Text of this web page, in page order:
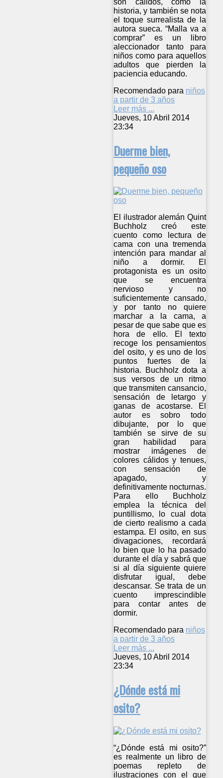
historia, y también se nota
el toque surrealista de la
autora sueca. “Malla va a
comprar” es un libro
aleccionador tanto para
niños como para aquellos
adultos que pierden la
paciencia educando.
Recomendado para niños
a partir de 3 años
Leer más ...
Jueves, 10 Abril 2014
23:34
Duerme bien,
pequeño oso
El ilustrador alemán Quint
Buchholz creó este
cuento como lectura de
cama con una tremenda
intención para mandar al
niño a dormir. El
protagonista es un osito
que se encuentra
nervioso y no
suficientemente cansado,
y por tanto no quiere
marchar a la cama, a
pesar de que sabe que es
hora de ello. El texto
recoge los pensamientos
del osito, y es uno de los
puntos fuertes de la
historia. Buchholz dota a
sus versos de un ritmo
que transmiten cansancio,
sensación de letargo y
ganas de acostarse. El
autor es sobro todo
dibujante, por lo que
también se sirve de su
gran habilidad para
mostrar imágenes de
colores cálidos y tenues,
con sensación de
apagado, y
definitivamente nocturnas.
Para ello Buchholz
emplea la técnica del
puntillismo, lo cual dota
de cierto realismo a cada
estampa. El osito, en sus
divagaciones, recordará
lo bien que lo ha pasado
durante el día y sabrá que
si al día siguiente quiere
disfrutar igual, debe
descansar. Se trata de un
cuento imprescindible
para contar antes de
dormir.
Recomendado para niños
a partir de 3 años
Leer más ...
Jueves, 10 Abril 2014
23:34
¿Dónde está mi
osito?
“¿Dónde está mi osito?”
es realmente un libro de
poemas repleto de
ilustraciones con el que